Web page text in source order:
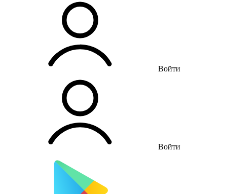
Войти
Войти